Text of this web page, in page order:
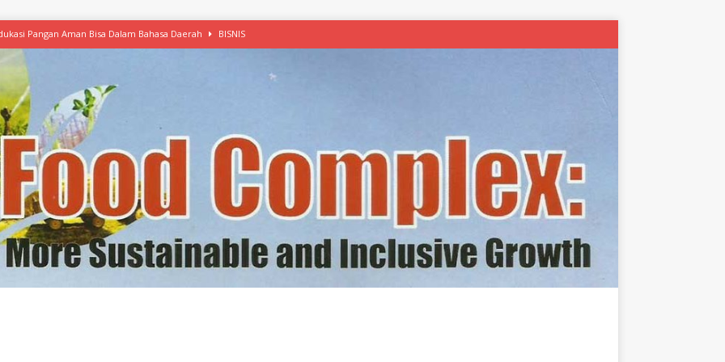
Pangan Aman Bisa Dalam Bahasa Daerah BISNIS
Mulai Ekspansi, IKEA dan MSC Dukung Seafood Berkelanjutan
Free Versi Healthy Choice, Tepung Talas Kimpul Pilihan Menu Sehat
Latih Olah Singkong, KKN Universitas Lampung Kenalkan Sosmocaf
Makanan dengan McCormick, Ciptakan Raksasa Rp1.100 Triliun